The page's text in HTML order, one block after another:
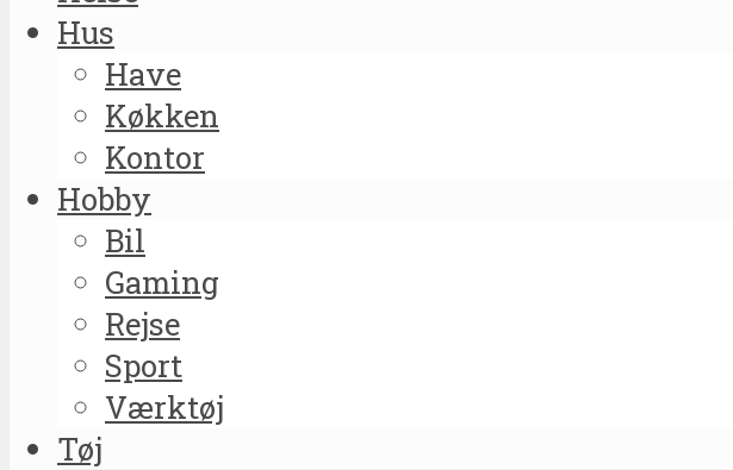
Hus
Have
Køkken
Kontor
Hobby
Bil
Gaming
Rejse
Sport
Værktøj
Tøj